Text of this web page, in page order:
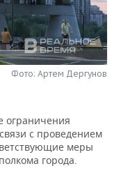
Фото: Артем Дергунов
ограничения
с проведением
меры
города.